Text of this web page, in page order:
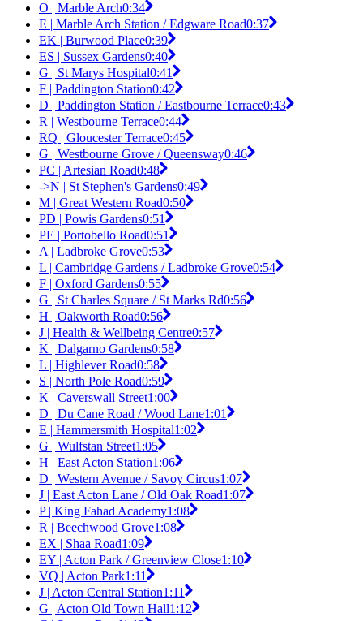
O | Marble Arch0:34
E | Marble Arch Station / Edgware Road0:37
EK | Burwood Place0:39
ES | Sussex Gardens0:40
G | St Marys Hospital0:41
F | Paddington Station0:42
D | Paddington Station / Eastbourne Terrace0:43
R | Westbourne Terrace0:44
RQ | Gloucester Terrace0:45
G | Westbourne Grove / Queensway0:46
PC | Artesian Road0:48
->N | St Stephen's Gardens0:49
M | Great Western Road0:50
PD | Powis Gardens0:51
PE | Portobello Road0:51
A | Ladbroke Grove0:53
L | Cambridge Gardens / Ladbroke Grove0:54
F | Oxford Gardens0:55
G | St Charles Square / St Marks Rd0:56
H | Oakworth Road0:56
J | Health & Wellbeing Centre0:57
K | Dalgarno Gardens0:58
L | Highlever Road0:58
S | North Pole Road0:59
K | Caverswall Street1:00
D | Du Cane Road / Wood Lane1:01
E | Hammersmith Hospital1:02
G | Wulfstan Street1:05
H | East Acton Station1:06
D | Western Avenue / Savoy Circus1:07
J | East Acton Lane / Old Oak Road1:07
P | King Fahad Academy1:08
R | Beechwood Grove1:08
EX | Shaa Road1:09
EY | Acton Park / Greenview Close1:10
VQ | Acton Park1:11
J | Acton Central Station1:11
G | Acton Old Town Hall1:12